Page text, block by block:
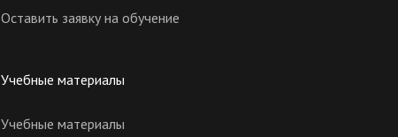
Оставить заявку на обучение
Учебные материалы
Учебные материалы